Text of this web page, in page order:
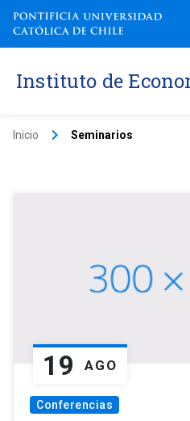
Instituto de
Inicio keyboard_arrow_right Seminarios
19 AGO
Conferencias